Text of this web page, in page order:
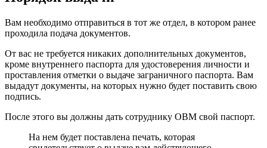
Вам необходимо отправиться в тот же отдел, в котором ранее
проходила подача документов.
От вас не требуется никаких дополнительных документов,
кроме внутреннего паспорта для удостоверения личности и
проставления отметки о выдаче заграничного паспорта. Вам
выдадут документы, на которых нужно будет поставить свою
подпись.
После этого вы должны дать сотруднику ОВМ свой паспорт.
На нем будет поставлена печать, которая